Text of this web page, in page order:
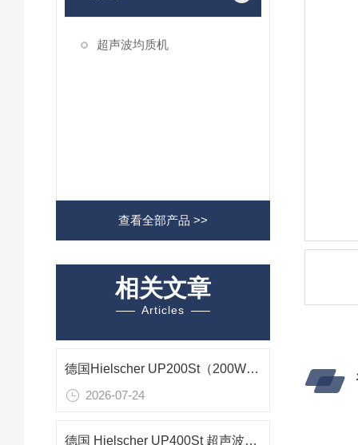
超声波均质机
查看全部产品 >>
相关文章
Articles
德国Hielscher UP200St（200W）超声波均质机在超声乳化工艺中的应用研究
2026-07-24
德国 Hielscher UP400St 超声波均质机在制药细胞破壁与乳化中的应用研究